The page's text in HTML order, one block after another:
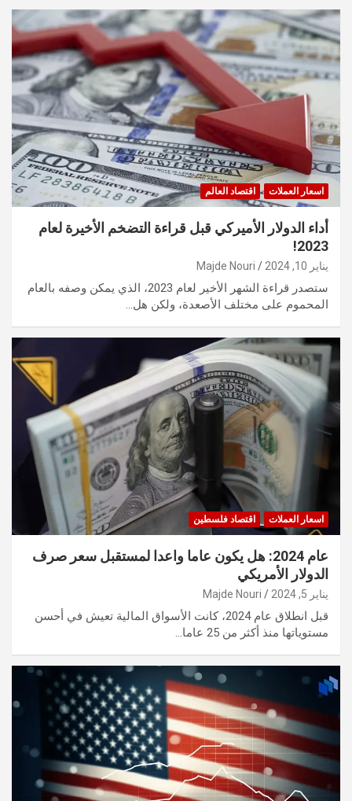
اسعار العملات اقتصاد العالم
أداء الدولار الأميركي قبل قراءة التضخم الأخيرة لعام
2023!
يناير 10, 2024 Majde Nouri
ستصدر قراءة الشهر الأخير لعام 2023، الذي يمكن وصفه بالعام
المحموم على مختلف الأصعدة، ولكن هل…
اسعار العملات اقتصاد فلسطين
عام 2024: هل يكون عاما واعدا لمستقبل سعر صرف
الدولار الأمريكي
يناير 5, 2024 Majde Nouri
قبل انطلاق عام 2024، كانت الأسواق المالية تعيش في أحسن
مستوياتها منذ أكثر من 25 عاما…